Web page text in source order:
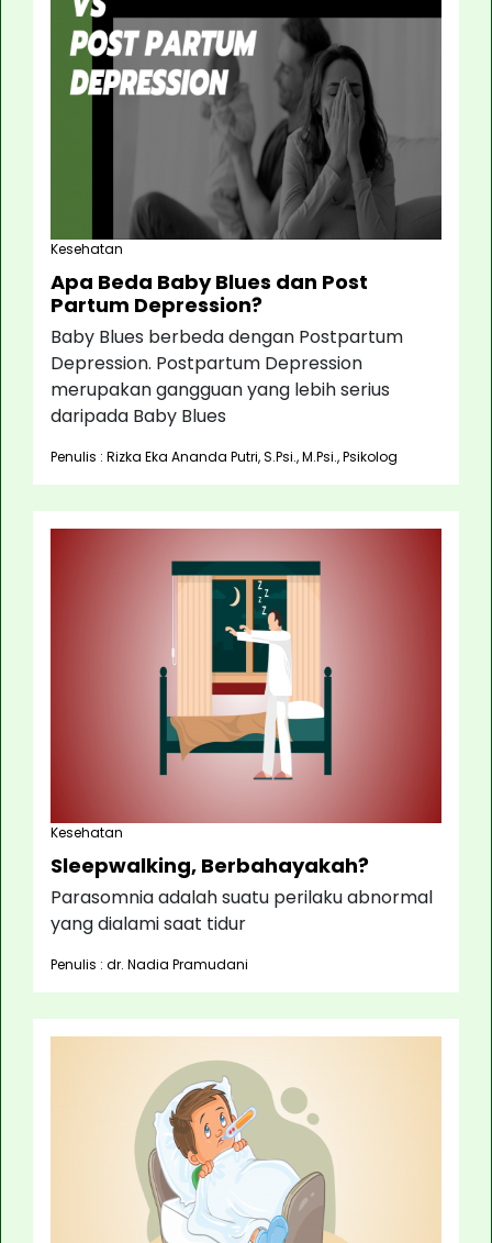
Kesehatan
Apa Beda Baby Blues dan Post
Partum Depression?
Baby Blues berbeda dengan Postpartum
Depression. Postpartum Depression
merupakan gangguan yang lebih serius
daripada Baby Blues
Penulis : Rizka Eka Ananda Putri, S.Psi., M.Psi., Psikolog
Kesehatan
Sleepwalking, Berbahayakah?
Parasomnia adalah suatu perilaku abnormal
yang dialami saat tidur
Penulis : dr. Nadia Pramudani